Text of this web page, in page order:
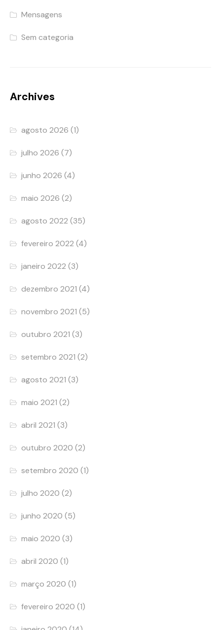
Mensagens
Sem categoria
Archives
agosto 2026 (1)
julho 2026 (7)
junho 2026 (4)
maio 2026 (2)
agosto 2022 (35)
fevereiro 2022 (4)
janeiro 2022 (3)
dezembro 2021 (4)
novembro 2021 (5)
outubro 2021 (3)
setembro 2021 (2)
agosto 2021 (3)
maio 2021 (2)
abril 2021 (3)
outubro 2020 (2)
setembro 2020 (1)
julho 2020 (2)
junho 2020 (5)
maio 2020 (3)
abril 2020 (1)
março 2020 (1)
fevereiro 2020 (1)